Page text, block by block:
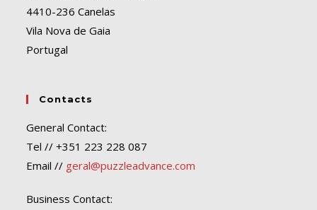
4410-236 Canelas
Vila Nova de Gaia
Portugal
Contacts
General Contact:
Tel // +351 223 228 087
Email // geral@puzzleadvance.com
Business Contact: